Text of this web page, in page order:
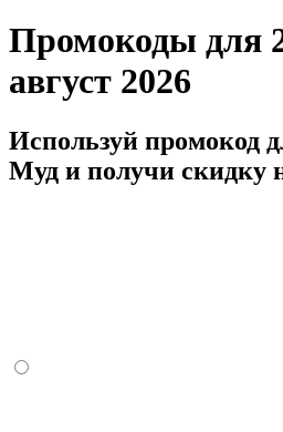
Промокоды для
август 2026
Используй промокод
Муд и получи скидку